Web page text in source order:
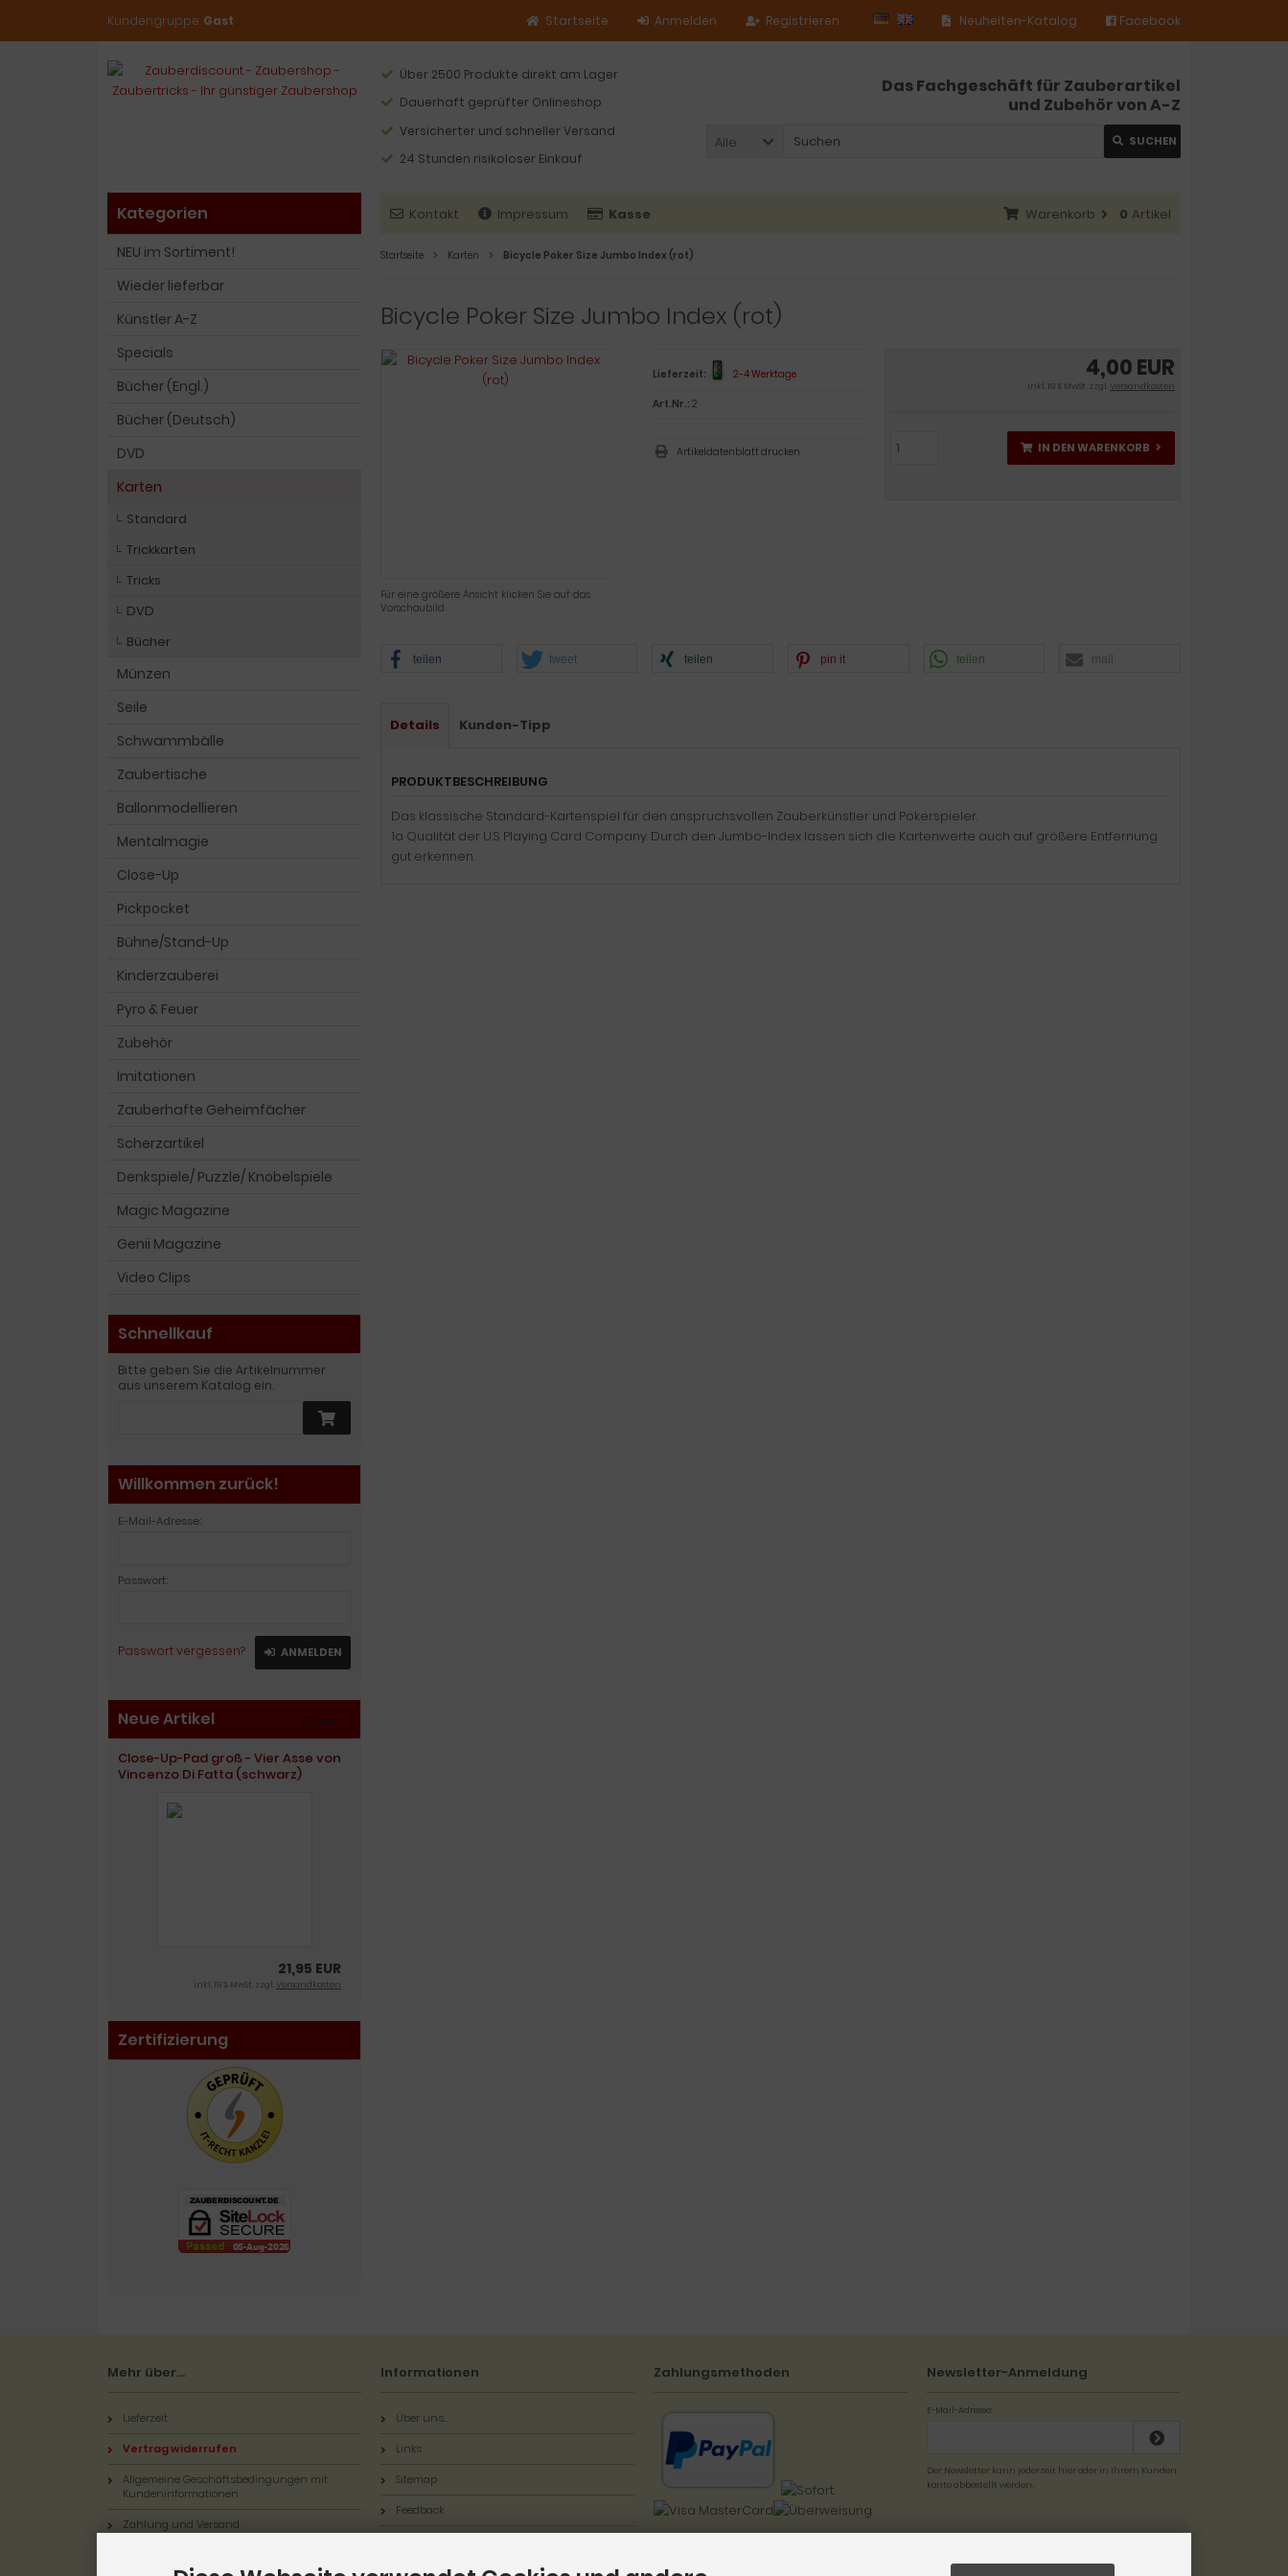
Kundengruppe: Gast Facebook
Neuheiten-Katalog
Registrieren
Anmelden
Startseite
Über 2500 Produkte direkt am Lager
Dauerhaft geprüfter Onlineshop
Versicherter und schneller Versand
24 Stunden risikoloser Einkauf
Das Fachgeschäft für Zauberartikel
und Zubehör von A-Z
Alle SUCHEN
Kontakt Impressum Kasse Warenkorb 0 Artikel
Startseite Karten Bicycle Poker Size Jumbo Index (rot)
Bicycle Poker Size Jumbo Index (rot)
Für eine größere Ansicht klicken Sie auf das
Vorschaubild
4,00 EUR
inkl. 19 % MwSt. zzgl.Versandkosten
IN DEN WARENKORB
Lieferzeit: 2-4 Werktage
Art.Nr.: 2
Artikeldatenblatt drucken
teilen tweet teilen pin it teilen mail
Details Kunden-Tipp
PRODUKTBESCHREIBUNG
Das klassische Standard-Kartenspiel für den anspruchsvollen Zauberkünstler und Pokerspieler.
1a Qualität der U.S Playing Card Company. Durch den Jumbo-Index lassen sich die Kartenwerte auch auf größere Entfernung
gut erkennen.
Kategorien
NEU im Sortiment!
Wieder lieferbar
Künstler A-Z
Specials
Bücher (Engl.)
Bücher (Deutsch)
DVD
Karten
Standard
Trickkarten
Tricks
DVD
Bücher
Münzen
Seile
Schwammbälle
Zaubertische
Ballonmodellieren
Mentalmagie
Close-Up
Pickpocket
Bühne/Stand-Up
Kinderzauberei
Pyro & Feuer
Zubehör
Imitationen
Zauberhafte Geheimfächer
Scherzartikel
Denkspiele/ Puzzle/ Knobelspiele
Magic Magazine
Genii Magazine
Video Clips
Schnellkauf
Bitte geben Sie die Artikelnummer
aus unserem Katalog ein.
Willkommen zurück!
E-Mail-Adresse:
Passwort:
Passwort vergessen? ANMELDEN
Neue Artikel mehr
Close-Up-Pad groß - Vier Asse von
Vincenzo Di Fatta (schwarz)
21,95 EUR
inkl. 19 % MwSt. zzgl.Versandkosten
Zertifizierung
Mehr über...
Lieferzeit
Vertrag widerrufen
Allgemeine Geschäftsbedingungen mit
Kundeninformationen
Zahlung und Versand
Informationen
Über uns...
Links
Sitemap
Feedback
Zahlungsmethoden Newsletter-Anmeldung
E-Mail-Adresse:
Der Newsletter kann jederzeit hier oder in Ihrem Kunden
konto abbestellt werden.